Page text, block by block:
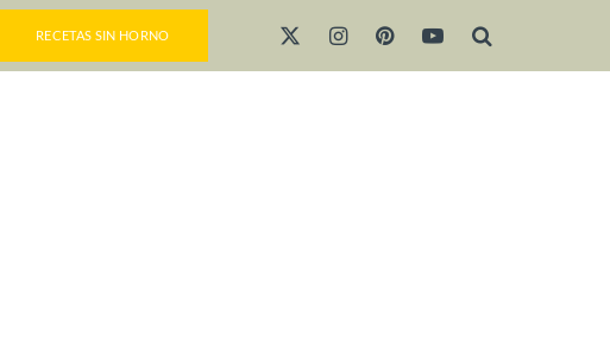
RECETAS SIN HORNO